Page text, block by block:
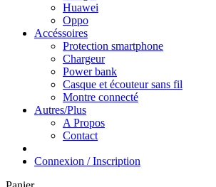
Huawei
Oppo
Accéssoires
Protection smartphone
Chargeur
Power bank
Casque et écouteur sans fil
Montre connecté
Autres/Plus
A Propos
Contact
Connexion / Inscription